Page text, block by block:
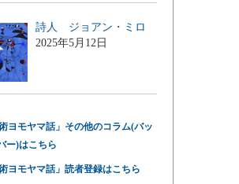
詩人 ジョアン・ミロ
2025年5月12日
術ヨモヤマ話」その他のコラム(バッ
ー)はこちら
術ヨモヤマ話」読者登録はこちら